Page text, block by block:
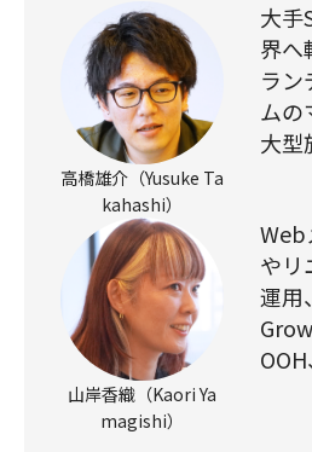
高橋雄介（Yusuke Ta
kahashi）
大手
界へ
ラン
ムの
大型
山岸香織（Kaori Ya
magishi）
Web
やリ
運用